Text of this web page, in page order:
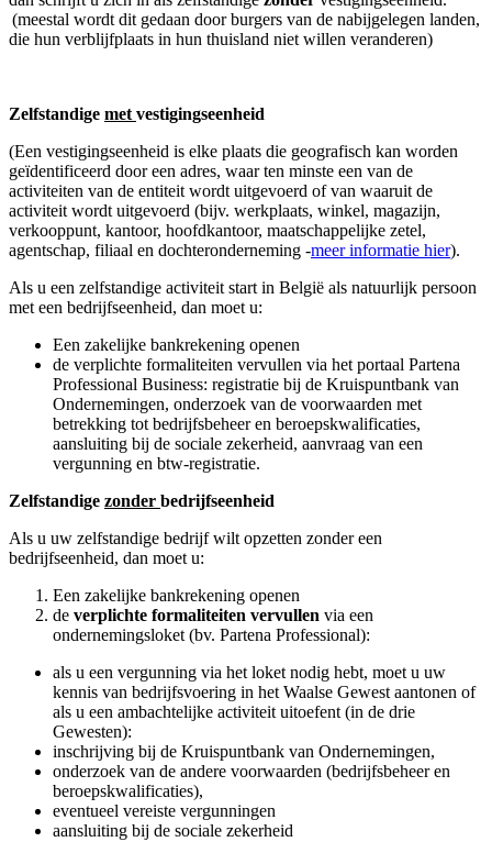
(meestal wordt dit gedaan door burgers van de nabijgelegen landen,
die hun verblijfplaats in hun thuisland niet willen veranderen)
Zelfstandige met vestigingseenheid
(Een vestigingseenheid is elke plaats die geografisch kan worden
geïdentificeerd door een adres, waar ten minste een van de
activiteiten van de entiteit wordt uitgevoerd of van waaruit de
activiteit wordt uitgevoerd (bijv. werkplaats, winkel, magazijn,
verkooppunt, kantoor, hoofdkantoor, maatschappelijke zetel,
agentschap, filiaal en dochteronderneming -meer informatie hier).
Als u een zelfstandige activiteit start in België als natuurlijk persoon
met een bedrijfseenheid, dan moet u:
Een zakelijke bankrekening openen
de verplichte formaliteiten vervullen via het portaal Partena
Professional Business: registratie bij de Kruispuntbank van
Ondernemingen, onderzoek van de voorwaarden met
betrekking tot bedrijfsbeheer en beroepskwalificaties,
aansluiting bij de sociale zekerheid, aanvraag van een
vergunning en btw-registratie.
Zelfstandige zonder bedrijfseenheid
Als u uw zelfstandige bedrijf wilt opzetten zonder een
bedrijfseenheid, dan moet u:
Een zakelijke bankrekening openen
de verplichte formaliteiten vervullen via een
ondernemingsloket (bv. Partena Professional):
als u een vergunning via het loket nodig hebt, moet u uw
kennis van bedrijfsvoering in het Waalse Gewest aantonen of
als u een ambachtelijke activiteit uitoefent (in de drie
Gewesten):
inschrijving bij de Kruispuntbank van Ondernemingen,
onderzoek van de andere voorwaarden (bedrijfsbeheer en
beroepskwalificaties),
eventueel vereiste vergunningen
aansluiting bij de sociale zekerheid